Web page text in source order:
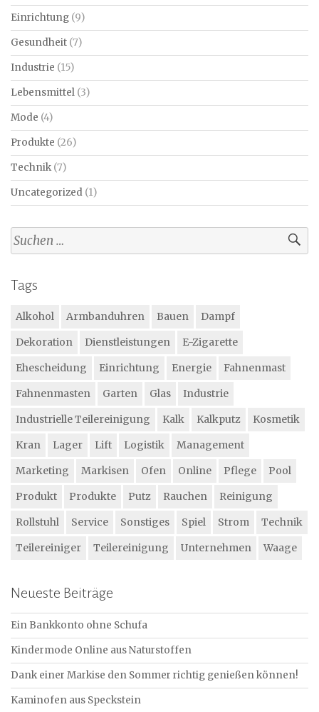
Einrichtung (9)
Gesundheit (7)
Industrie (15)
Lebensmittel (3)
Mode (4)
Produkte (26)
Technik(7)
Uncategorized (1)
Suchen
nach:
Tags
Alkohol Armbanduhren Bauen
Dampf
Dekoration
Dienstleistungen
E-Zigarette
Ehescheidung
Einrichtung Energie
Fahnenmast
Fahnenmasten
Garten Glas
Industrie
Industrielle Teilereinigung
Kalk Kalkputz
Kosmetik
Kran
Lager Lift Logistik
Management
Marketing
Markisen Ofen Online Pflege
Pool
Produkt
Produkte Putz Rauchen
Reinigung
Rollstuhl
Service Sonstiges Spiel Strom
Technik
Teilereiniger
Teilereinigung Unternehmen Waage
Neueste Beiträge
Ein Bankkonto ohne Schufa
Kindermode Online aus Naturstoffen
Dank einer Markise den Sommer richtig genießen können!
Kaminofen aus Speckstein